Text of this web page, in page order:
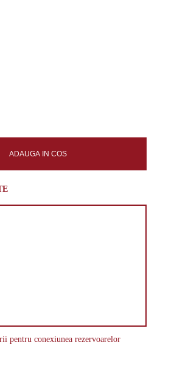
ADAUGA IN COS
pentru conexiunea rezervoarelor